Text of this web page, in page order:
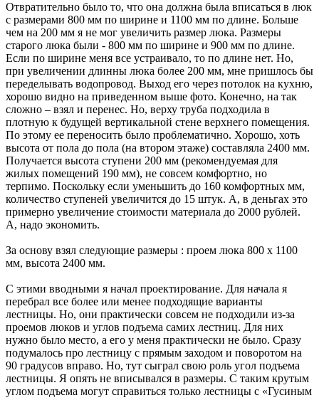
Отвратительно было то, что она должна была вписаться в люк
с размерами 800 мм по ширине и 1100 мм по длине. Больше
чем на 200 мм я не мог увеличить размер люка. Размеры
старого люка были - 800 мм по ширине и 900 мм по длине.
Если по ширине меня все устраивало, то по длине нет. Но,
при увеличении длинны люка более 200 мм, мне пришлось бы
переделывать водопровод. Выход его через потолок на кухню,
хорошо видно на приведенном выше фото. Конечно, на так
сложно – взял и перенес. Но, верху труба подходила в
плотную к будущей вертикальной стене верхнего помещения.
По этому ее переносить было проблематично. Хорошо, хоть
высота от пола до пола (на втором этаже) составляла 2400 мм.
Получается высота ступени 200 мм (рекомендуемая для
жилых помещений 190 мм), не совсем комфортно, но
терпимо. Поскольку если уменьшить до 160 комфортных мм,
количество ступеней увеличится до 15 штук. А, в деньгах это
примерно увеличение стоимости материала до 2000 рублей.
А, надо экономить.
За основу взял следующие размеры : проем люка 800 х 1100
мм, высота 2400 мм.
С этими вводными я начал проектирование. Для начала я
перебрал все более или менее подходящие варианты
лестницы. Но, они практически совсем не подходили из-за
проемов люков и углов подъема самих лестниц. Для них
нужно было место, а его у меня практически не было. Сразу
подумалось про лестницу с прямым заходом и поворотом на
90 градусов вправо. Но, тут сыграл свою роль угол подъема
лестницы. Я опять не вписывался в размеры. С таким крутым
углом подъема могут справиться только лестницы с «Гусиным